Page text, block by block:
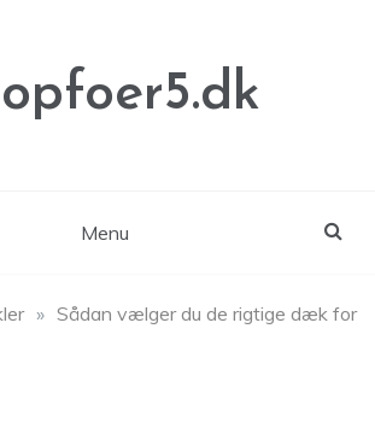
Menu
» Sådan vælger du de rigtige dæk for